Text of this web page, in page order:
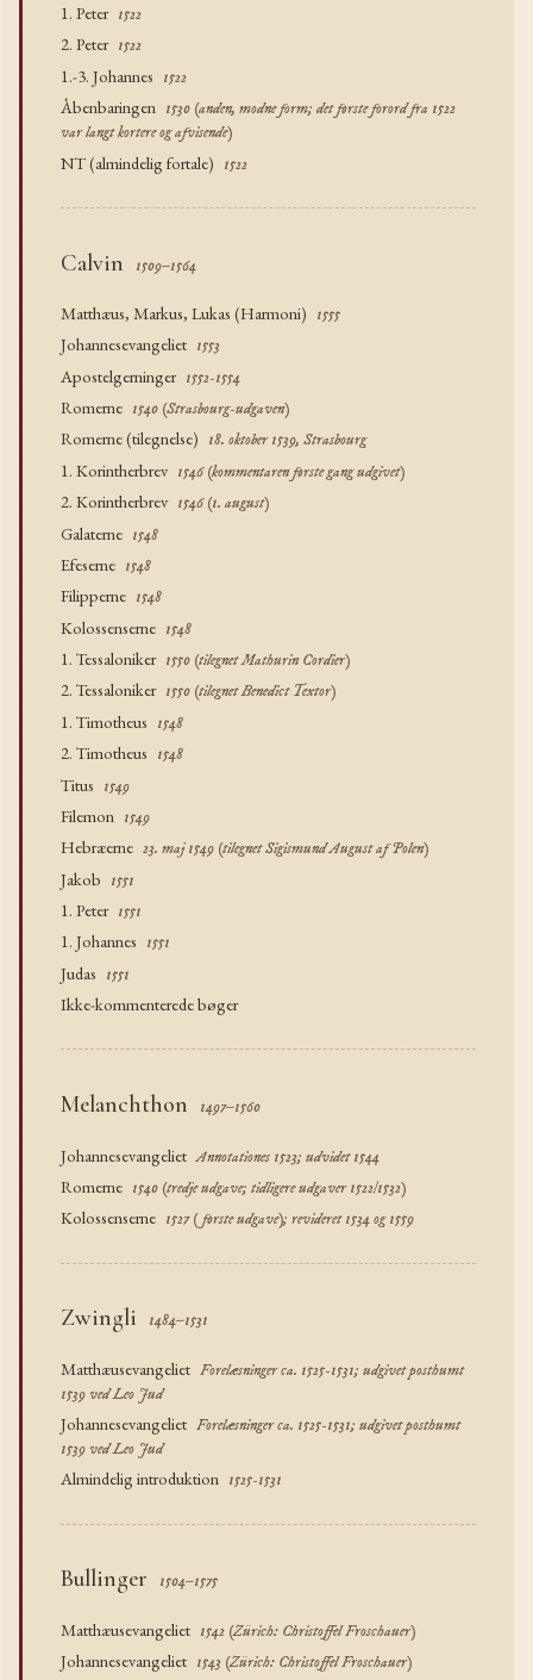
1. Peter 1522
2. Peter 1522
1.-3. Johannes 1522
Åbenbaringen 1530 (anden, modne form; det første forord fra 1522
var langt kortere og afvisende)
NT (almindelig fortale) 1522
Calvin 1509–1564
Matthæus, Markus, Lukas (Harmoni) 1555
Johannesevangeliet 1553
Apostelgerninger 1552-1554
Romerne 1540 (Strasbourg-udgaven)
Romerne (tilegnelse) 18. oktober 1539, Strasbourg
1. Korintherbrev 1546 (kommentaren første gang udgivet)
2. Korintherbrev 1546 (1. august)
Galaterne 1548
Efeserne 1548
Filipperne 1548
Kolossenserne 1548
1. Tessaloniker 1550 (tilegnet Mathurin Cordier)
2. Tessaloniker 1550 (tilegnet Benedict Textor)
1. Timotheus 1548
2. Timotheus 1548
Titus 1549
Filemon 1549
Hebræerne 23. maj 1549 (tilegnet Sigismund August af Polen)
Jakob 1551
1. Peter 1551
1. Johannes 1551
Judas 1551
Ikke-kommenterede bøger
Melanchthon 1497–1560
Johannesevangeliet Annotationes 1523; udvidet 1544
Romerne 1540 (tredje udgave; tidligere udgaver 1522/1532)
Kolossenserne 1527 (første udgave); revideret 1534 og 1559
Zwingli 1484–1531
Matthæusevangeliet Forelæsninger ca. 1525-1531; udgivet posthumt
1539 ved Leo Jud
Johannesevangeliet Forelæsninger ca. 1525-1531; udgivet posthumt
1539 ved Leo Jud
Almindelig introduktion 1525-1531
Bullinger 1504–1575
Matthæusevangeliet 1542 (Zürich: Christoffel Froschauer)
Johannesevangeliet 1543 (Zürich: Christoffel Froschauer)